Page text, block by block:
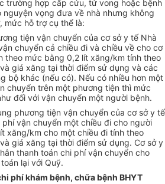
trường hợp cấp cứu, tử vong hoặc bệnh
vọng đưa về nhà nhưng không
mức hỗ trợ cụ thể là:
tiện vận chuyển của cơ sở y tế Nhà
chuyển cả chiều đi và chiều về cho cơ
theo mức bằng 0,2 lít xăng/km tính theo
giá xăng tại thời điểm sử dụng và các
bộ khác (nếu có). Nếu có nhiều hơn một
chuyển trên một phương tiện thì mức
đối với vận chuyển một người bệnh.
phương tiện vận chuyển của cơ sở y tế
vận chuyển một chiều đi cho người
xăng/km cho một chiều đi tính theo
giá xăng tại thời điểm sử dụng. Cơ sở y
thanh toán chi phí vận chuyển cho
lại với Quỹ.
phí khám bệnh, chữa bệnh BHYT